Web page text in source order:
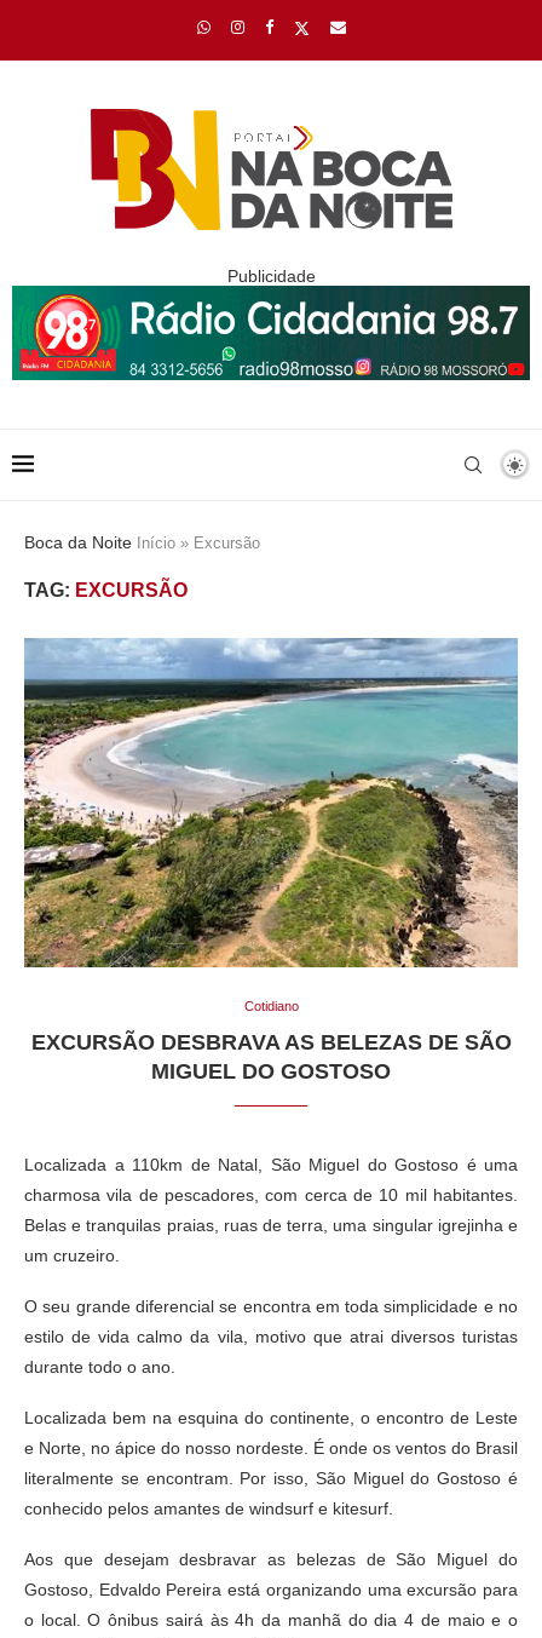
Publicidade
Boca da Noite Início » Excursão
TAG: EXCURSÃO
Cotidiano
EXCURSÃO DESBRAVA AS BELEZAS DE SÃO
MIGUEL DO GOSTOSO
Localizada a 110km de Natal, São Miguel do Gostoso é uma
charmosa vila de pescadores, com cerca de 10 mil habitantes.
Belas e tranquilas praias, ruas de terra, uma singular igrejinha e
um cruzeiro.
O seu grande diferencial se encontra em toda simplicidade e no
estilo de vida calmo da vila, motivo que atrai diversos turistas
durante todo o ano.
Localizada bem na esquina do continente, o encontro de Leste
e Norte, no ápice do nosso nordeste. É onde os ventos do Brasil
literalmente se encontram. Por isso, São Miguel do Gostoso é
conhecido pelos amantes de windsurf e kitesurf.
Aos que desejam desbravar as belezas de São Miguel do
Gostoso, Edvaldo Pereira está organizando uma excursão para
o local. O ônibus sairá às 4h da manhã do dia 4 de maio e o